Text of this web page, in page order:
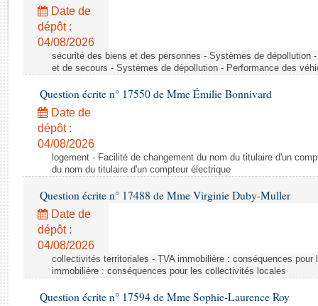
Rapports législatifs
Rapports sur l'application des lois
Baromètre de l’application des lois
Dossiers législatifs
Budget et sécurité sociale
Questions écrites et orales
Comptes rendus des débats
Date de
dépôt :
04/08/2026
sécurité des biens et des personnes - Systèmes de dépollution
et de secours - Systèmes de dépollution - Performance des
Question écrite n° 17550 de Mme Émilie Bonnivard
Date de
dépôt :
04/08/2026
logement - Facilité de changement du nom du titulaire d'un
du nom du titulaire d'un compteur électrique
Question écrite n° 17488 de Mme Virginie Duby-Muller
Date de
dépôt :
04/08/2026
collectivités territoriales - TVA immobilière : conséquences
immobilière : conséquences pour les collectivités locales
Question écrite n° 17594 de Mme Sophie-Laurence Roy